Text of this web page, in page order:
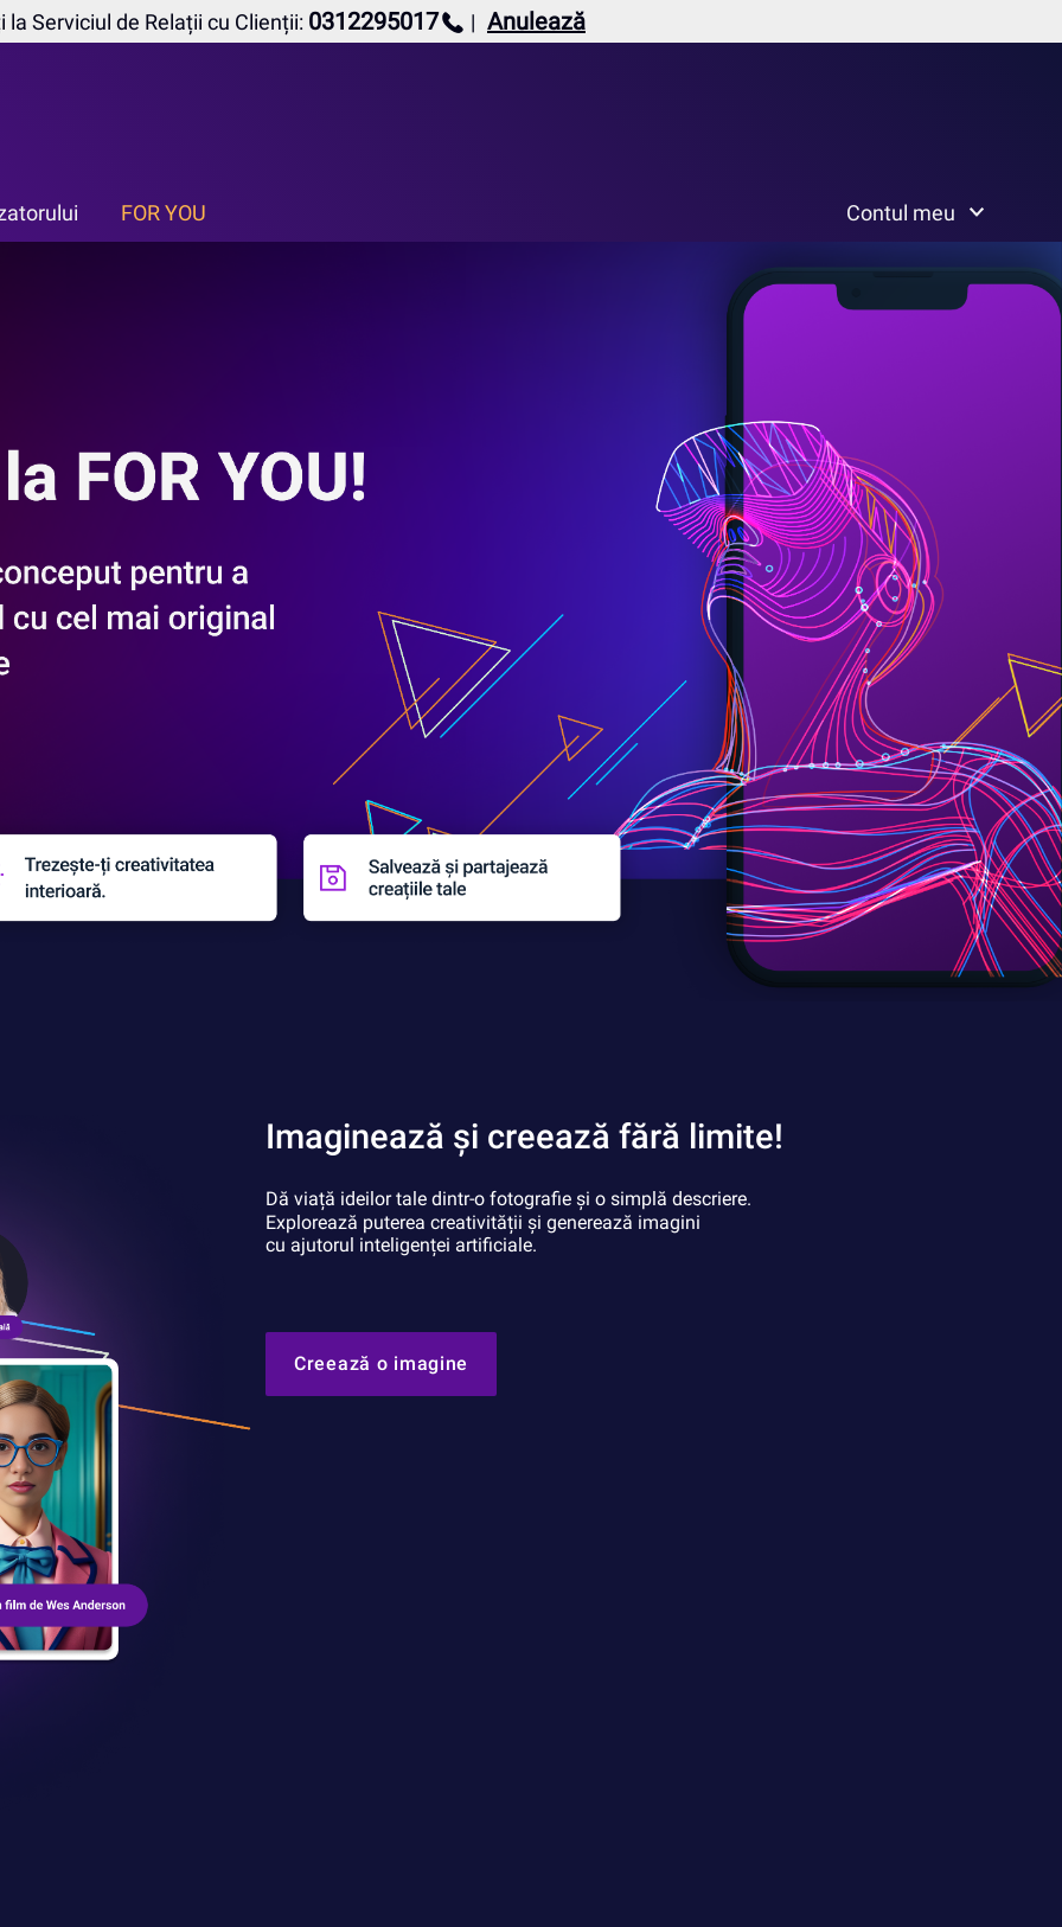
la Serviciul de Relații cu Clienții: 0312295017 Anulează
FOR YOU Contul meu
Imaginează și creează fără limite!
Dă viață ideilor tale dintr-o fotografie și o simplă descriere.
Explorează puterea creativității și generează imagini
cu ajutorul inteligenței artificiale.
Creează o imagine